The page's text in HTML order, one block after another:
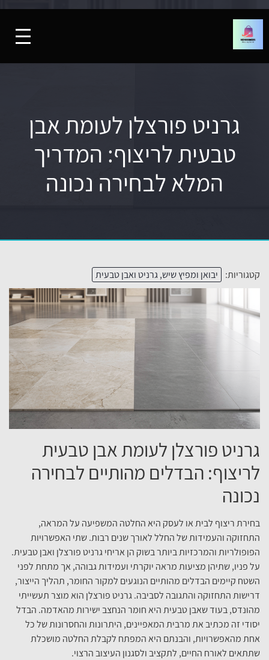
גרניט פורצלן לעומת אבן
טבעית לריצוף: המדריך
המלא לבחירה נכונה
קטגוריות: יבואן ומפיץ שיש, גרניט ואבן טבעית
גרניט פורצלן לעומת אבן טבעית
לריצוף: הבדלים מהותיים לבחירה
נכונה
בחירת ריצוף לבית או לעסק היא החלטה המשפיעה על המראה,
התחזוקה והעמידות של החלל לאורך שנים רבות. שתי האפשרויות
הפופולריות והמרכזיות ביותר בשוק הן אריחי גרניט פורצלן ואבן טבעית.
על פניו, שתיהן מציעות מראה יוקרתי ועמידות גבוהה, אך מתחת לפני
השטח קיימים הבדלים מהותיים הנוגעים למקור החומר, תהליך הייצור,
דרישות התחזוקה והתגובה לסביבה. גרניט פורצלן הוא מוצר תעשייתי
מהונדס, בעוד שאבן טבעית היא חומר הנחצב ישירות מהאדמה. הבדל
יסודי זה מכתיב את מרבית המאפיינים, היתרונות והחסרונות של כל
אחת מהאפשרויות, והבנתם היא המפתח לקבלת החלטה מושכלת
שתתאים לאורח החיים, לתקציב ולסגנון העיצוב הרצוי.